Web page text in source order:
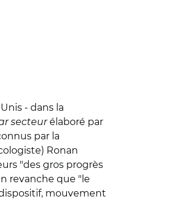
- dans la
secteurélaboré par
par la
Ronan
"des gros progrès
revanche que "le
mouvement